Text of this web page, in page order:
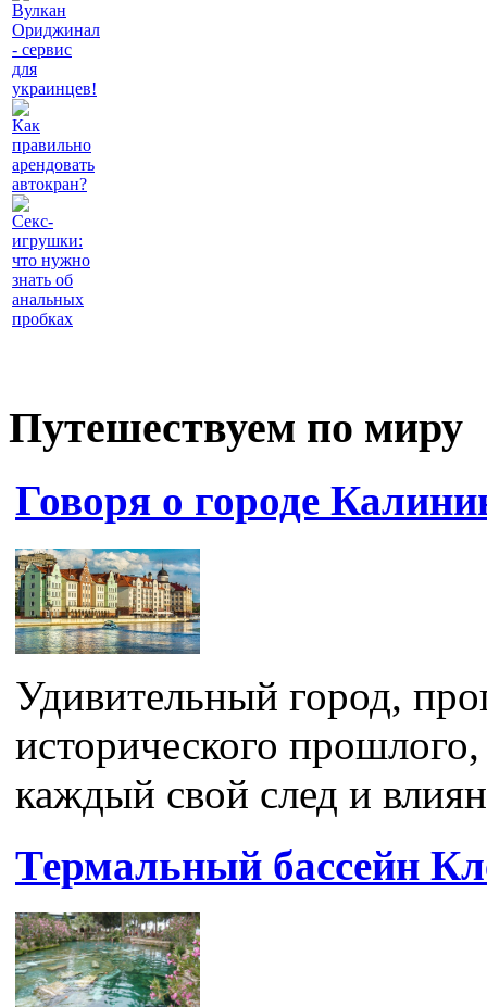
Вулкан
Ориджинал
- сервис
для
украинцев!
Как
правильно
арендовать
автокран?
Секс-
игрушки:
что нужно
знать об
анальных
пробках
Путешествуем по миру
Говоря о городе
Удивительный город,
исторического
каждый свой след и
Термальный бассейн